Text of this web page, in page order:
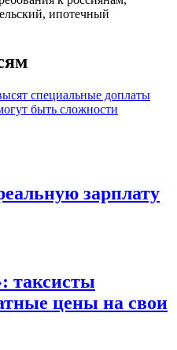
ипотечный
специальные доплаты
быть сложности
зарплату
таксисты
цены на свои